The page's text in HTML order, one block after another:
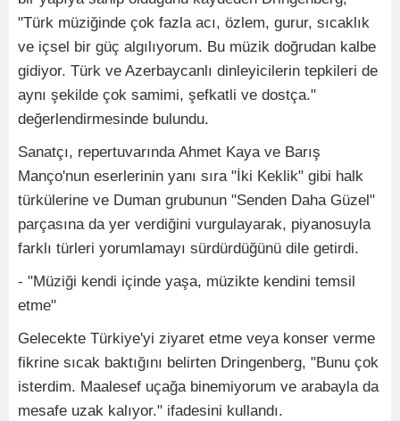
"Türk müziğinde çok fazla acı, özlem, gurur, sıcaklık
ve içsel bir güç algılıyorum. Bu müzik doğrudan kalbe
gidiyor. Türk ve Azerbaycanlı dinleyicilerin tepkileri de
aynı şekilde çok samimi, şefkatli ve dostça."
değerlendirmesinde bulundu.
Sanatçı, repertuvarında Ahmet Kaya ve Barış
Manço'nun eserlerinin yanı sıra "İki Keklik" gibi halk
türkülerine ve Duman grubunun "Senden Daha Güzel"
parçasına da yer verdiğini vurgulayarak, piyanosuyla
farklı türleri yorumlamayı sürdürdüğünü dile getirdi.
- "Müziği kendi içinde yaşa, müzikte kendini temsil
etme"
Gelecekte Türkiye'yi ziyaret etme veya konser verme
fikrine sıcak baktığını belirten Dringenberg, "Bunu çok
isterdim. Maalesef uçağa binemiyorum ve arabayla da
mesafe uzak kalıyor." ifadesini kullandı.